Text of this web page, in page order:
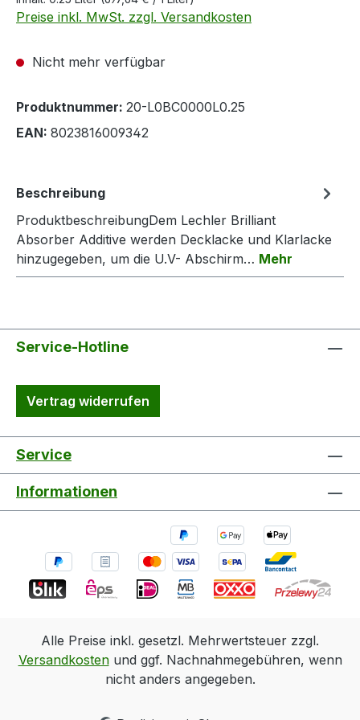
Preise inkl. MwSt. zzgl. Versandkosten
Nicht mehr verfügbar
Produktnummer: 20-L0BC0000L0.25
EAN: 8023816009342
Beschreibung
ProduktbeschreibungDem Lechler Brilliant
Absorber Additive werden Decklacke und Klarlacke
hinzugegeben, um die U.V- Abschirm… Mehr
Service-Hotline
Vertrag widerrufen
Service
Informationen
Alle Preise inkl. gesetzl. Mehrwertsteuer zzgl.
Versandkostenund ggf. Nachnahmegebühren, wenn
nicht anders angegeben.